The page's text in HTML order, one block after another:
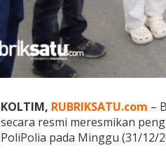
t
i
o
i
m
M
KOLTIM, RUBRIKSATU.com –
secara resmi meresmikan
PoliPolia pada Minggu (31/12/